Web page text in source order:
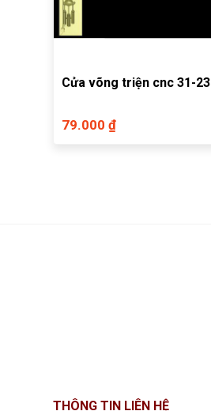
Cửa võng triện cnc 31-23
79.000 ₫
THÔNG TIN LIÊN HỆ